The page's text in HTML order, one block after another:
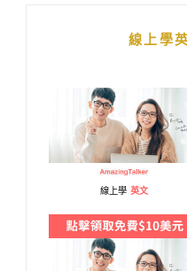
線上學
線上學 英文